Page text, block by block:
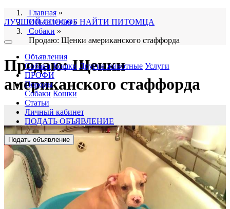
ЛУЧШИЙ СПОСОБ НАЙТИ ПИТОМЦА
Объявления
Собаки Кошки Другие животные Услуги
ПРОФИ
Породы
Собаки Кошки
Статьи
Личный кабинет
ПОДАТЬ ОБЪЯВЛЕНИЕ
Подать объявление
Главная »
Объявления»
Собаки »
Продаю: Щенки американского стаффорда
Продаю: Щенки
американского стаффорда